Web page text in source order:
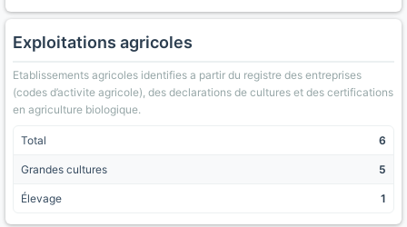
Exploitations agricoles
Etablissements agricoles identifies a partir du registre des entreprises
(codes d’activite agricole), des declarations de cultures et des certifications
en agriculture biologique.
Total 6
Grandes cultures 5
Élevage 1